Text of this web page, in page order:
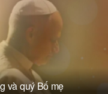
và quý Bố mẹ